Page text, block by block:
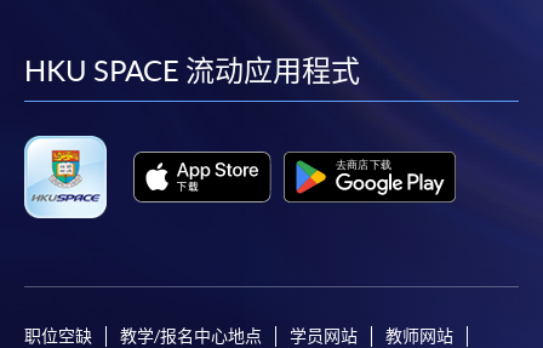
facebook
youtube
linkedin
HKU SPACE 流动应用程式
职位空缺 教学/报名中心地点 学员网站 教师网站